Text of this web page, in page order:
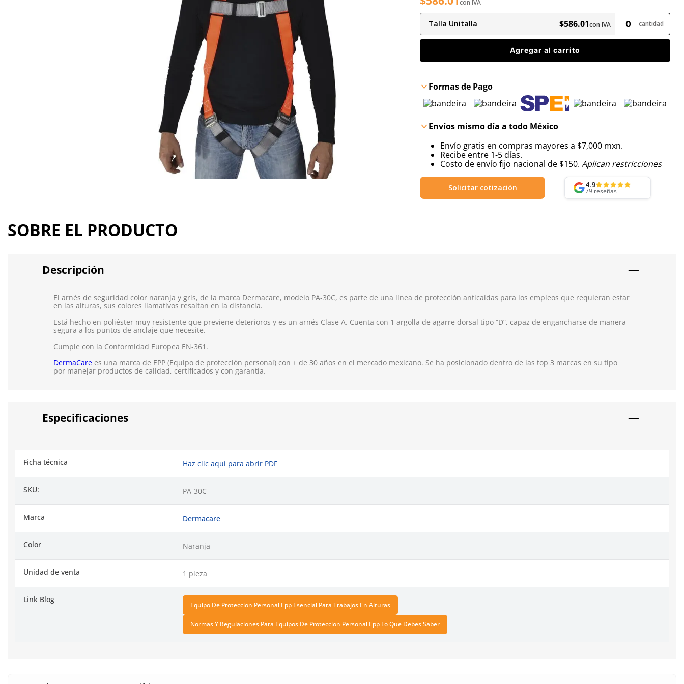
con IVA
Talla Unitalla $586.01con IVA cantidad
Agregar al carrito
Formas de Pago
Envíos mismo día a todo México
Envío gratis en compras mayores a $7,000 mxn.
Recibe entre 1-5 días.
Costo de envío fijo nacional de $150. Aplican restricciones
Solicitar cotización 4.9
79 reseñas
SOBRE EL PRODUCTO
Descripción
El arnés de seguridad color naranja y gris, de la marca Dermacare, modelo PA-30C, es parte de una línea de protección anticaídas para los empleos que requieran estar
en las alturas, sus colores llamativos resaltan en la distancia.
Está hecho en poliéster muy resistente que previene deterioros y es un arnés Clase A. Cuenta con 1 argolla de agarre dorsal tipo “D”, capaz de engancharse de manera
segura a los puntos de anclaje que necesite.
Cumple con la Conformidad Europea EN-361.
DermaCare es una marca de EPP (Equipo de protección personal) con + de 30 años en el mercado mexicano. Se ha posicionado dentro de las top 3 marcas en su tipo
por manejar productos de calidad, certificados y con garantía.
Especificaciones
Ficha técnica Haz clic aquí para abrir PDF
SKU: PA-30C
Marca Dermacare
Color Naranja
Unidad de venta 1 pieza
Link Blog
Equipo De Proteccion Personal Epp Esencial Para Trabajos En Alturas
Normas Y Regulaciones Para Equipos De Proteccion Personal Epp Lo Que Debes Saber